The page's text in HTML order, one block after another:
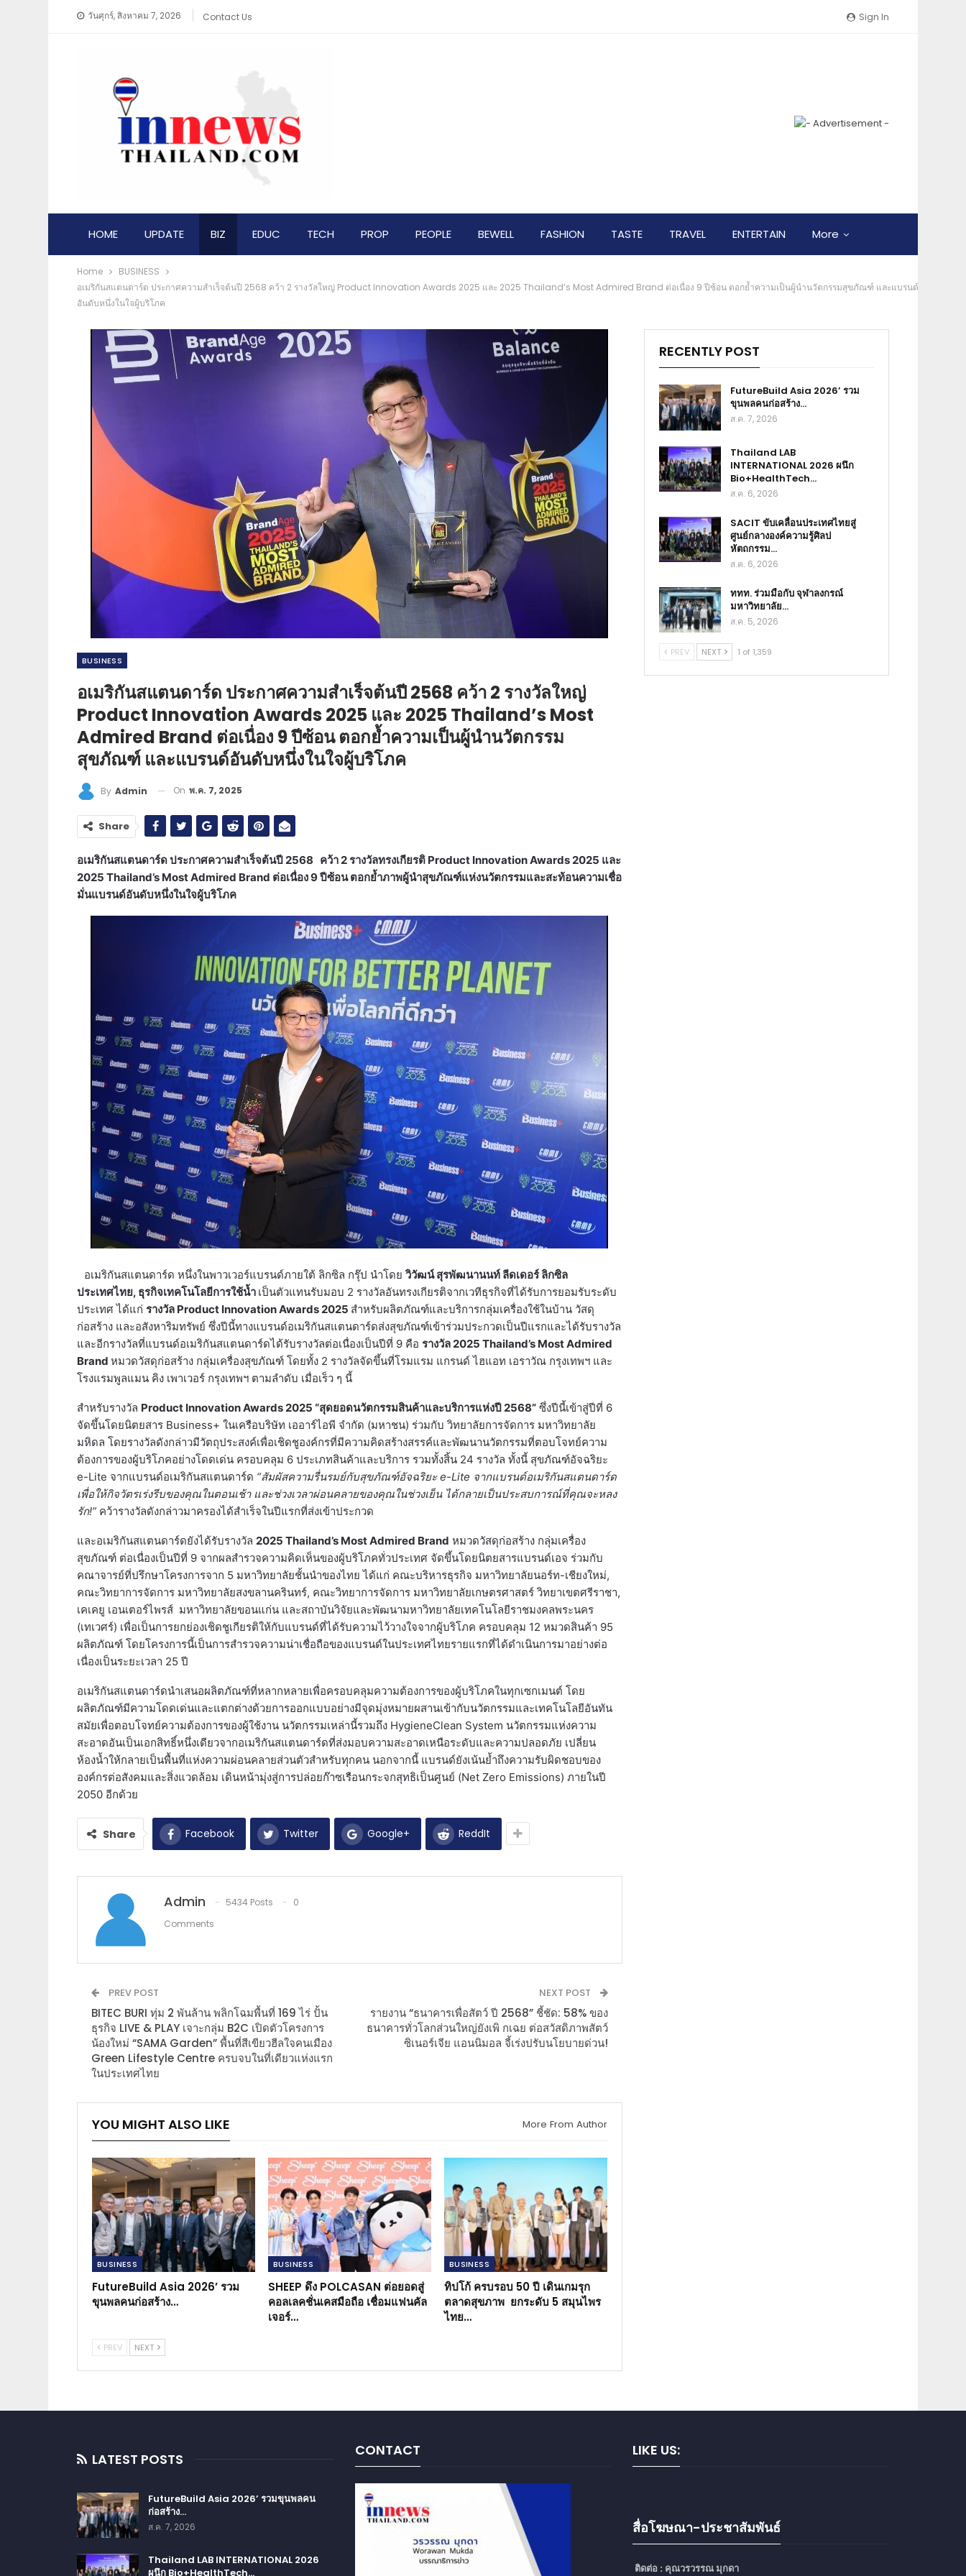
Sign In
วันศุกร์, สิงหาคม 7, 2026 Contact Us
HOME UPDATE BIZ EDUC TECH PROP PEOPLE BEWELL FASHION TASTE TRAVEL ENTERTAIN More
Home
BUSINESS​
อเมริกันสแตนดาร์ด ประกาศความสำเร็จต้นปี 2568 คว้า 2 รางวัลใหญ่ Product Innovation Awards 2025 และ 2025 Thailand’s Most Admired Brand ต่อเนื่อง 9 ปีซ้อน ตอกย้ำความเป็นผู้นำนวัตกรรมสุขภัณฑ์ และแบรนด์
อันดับหนึ่งในใจผู้บริโภค
BUSINESS​
อเมริกันสแตนดาร์ด ประกาศความสำเร็จต้นปี 2568 คว้า 2 รางวัลใหญ่
Product Innovation Awards 2025 และ 2025 Thailand’s Most
Admired Brand ต่อเนื่อง 9 ปีซ้อน ตอกย้ำความเป็นผู้นำนวัตกรรม
สุขภัณฑ์ และแบรนด์อันดับหนึ่งในใจผู้บริโภค
By Admin On พ.ค. 7, 2025
Share
อเมริกันสแตนดาร์ด ประกาศความสำเร็จต้นปี 2568 คว้า 2 รางวัลทรงเกียรติ Product Innovation Awards 2025 และ
2025 Thailand’s Most Admired Brand ต่อเนื่อง 9 ปีซ้อน ตอกย้ำภาพผู้นำสุขภัณฑ์แห่งนวัตกรรมและสะท้อนความเชื่อ
มั่นแบรนด์อันดับหนึ่งในใจผู้บริโภค
อเมริกันสแตนดาร์ด หนึ่งในพาวเวอร์แบรนด์ภายใต้ ลิกซิล กรุ๊ป นำโดยวิวัฒน์ สุรพัฒนานนท์ ลีดเดอร์ ลิกซิล
ประเทศไทย, ธุรกิจเทคโนโลยีการใช้น้ำ เป็นตัวแทนรับมอบ 2 รางวัลอันทรงเกียรติจากเวทีธุรกิจที่ได้รับการยอมรับระดับ
ประเทศ ได้แก่ รางวัล Product Innovation Awards 2025 สำหรับผลิตภัณฑ์และบริการกลุ่มเครื่องใช้ในบ้าน วัสดุ
ก่อสร้าง และอสังหาริมทรัพย์ ซึ่งปีนี้ทางแบรนด์อเมริกันสแตนดาร์ดส่งสุขภัณฑ์เข้าร่วมประกวดเป็นปีแรกและได้รับรางวัล
และอีกรางวัลที่แบรนด์อเมริกันสแตนดาร์ดได้รับรางวัลต่อเนื่องเป็นปีที่ 9 คือ รางวัล 2025 Thailand’s Most Admired
Brand หมวดวัสดุก่อสร้าง กลุ่มเครื่องสุขภัณฑ์ โดยทั้ง 2 รางวัลจัดขึ้นที่โรมแรม แกรนด์ ไฮแอท เอราวัณ กรุงเทพฯ และ
โรงแรมพูลแมน คิง เพาเวอร์ กรุงเทพฯ ตามลำดับ เมื่อเร็ว ๆ นี้
สำหรับรางวัล Product Innovation Awards 2025 “สุดยอดนวัตกรรมสินค้าและบริการแห่งปี 2568” ซึ่งปีนี้เข้าสู่ปีที่ 6
จัดขึ้นโดยนิตยสาร Business+ ในเครือบริษัท เออาร์ไอพี จำกัด (มหาชน) ร่วมกับ วิทยาลัยการจัดการ มหาวิทยาลัย
มหิดล โดยรางวัลดังกล่าวมีวัตถุประสงค์เพื่อเชิดชูองค์กรที่มีความคิดสร้างสรรค์และพัฒนานวัตกรรมที่ตอบโจทย์ความ
ต้องการของผู้บริโภคอย่างโดดเด่น ครอบคลุม 6 ประเภทสินค้าและบริการ รวมทั้งสิ้น 24 รางวัล ทั้งนี้ สุขภัณฑ์อัจฉริยะ
e-Lite จากแบรนด์อเมริกันสแตนดาร์ด “สัมผัสความรื่นรมย์กับสุขภัณฑ์อัจฉริยะ e-Lite จากแบรนด์อเมริกันสแตนดาร์ด
เพื่อให้กิจวัตรเร่งรีบของคุณในตอนเช้า และช่วงเวลาผ่อนคลายของคุณในช่วงเย็น ได้กลายเป็นประสบการณ์ที่คุณจะหลง
รัก!” คว้ารางวัลดังกล่าวมาครองได้สำเร็จในปีแรกที่ส่งเข้าประกวด
และอเมริกันสแตนดาร์ดยังได้รับรางวัล 2025 Thailand’s Most Admired Brand หมวดวัสดุก่อสร้าง กลุ่มเครื่อง
สุขภัณฑ์ ต่อเนื่องเป็นปีที่ 9 จากผลสำรวจความคิดเห็นของผู้บริโภคทั่วประเทศ จัดขึ้นโดยนิตยสารแบรนด์เอจ ร่วมกับ
คณาจารย์ที่ปรึกษาโครงการจาก 5 มหาวิทยาลัยชั้นนำของไทย ได้แก่ คณะบริหารธุรกิจ มหาวิทยาลัยนอร์ท-เชียงใหม่,
คณะวิทยาการจัดการ มหาวิทยาลัยสงขลานครินทร์, คณะวิทยาการจัดการ มหาวิทยาลัยเกษตรศาสตร์ วิทยาเขตศรีราชา,
เคเคยู เอนเตอร์ไพรส์ มหาวิทยาลัยขอนแก่น และสถาบันวิจัยและพัฒนามหาวิทยาลัยเทคโนโลยีราชมงคลพระนคร
(เทเวศร์) เพื่อเป็นการยกย่องเชิดชูเกียรติให้กับแบรนด์ที่ได้รับความไว้วางใจจากผู้บริโภค ครอบคลุม 12 หมวดสินค้า 95
ผลิตภัณฑ์ โดยโครงการนี้เป็นการสำรวจความน่าเชื่อถือของแบรนด์ในประเทศไทยรายแรกที่ได้ดำเนินการมาอย่างต่อ
เนื่องเป็นระยะเวลา 25 ปี
อเมริกันสแตนดาร์ดนำเสนอผลิตภัณฑ์ที่หลากหลายเพื่อครอบคลุมความต้องการของผู้บริโภคในทุกเซกเมนต์ โดย
ผลิตภัณฑ์มีความโดดเด่นและแตกต่างด้วยการออกแบบอย่างมีจุดมุ่งหมายผสานเข้ากับนวัตกรรมและเทคโนโลยีอันทัน
สมัยเพื่อตอบโจทย์ความต้องการของผู้ใช้งาน นวัตกรรมเหล่านี้รวมถึง HygieneClean System นวัตกรรมแห่งความ
สะอาดอันเป็นเอกสิทธิ์หนึ่งเดียวจากอเมริกันสแตนดาร์ดที่ส่งมอบความสะอาดเหนือระดับและความปลอดภัย เปลี่ยน
ห้องน้ำให้กลายเป็นพื้นที่แห่งความผ่อนคลายส่วนตัวสำหรับทุกคน นอกจากนี้ แบรนด์ยังเน้นย้ำถึงความรับผิดชอบของ
องค์กรต่อสังคมและสิ่งแวดล้อม เดินหน้ามุ่งสู่การปล่อยก๊าซเรือนกระจกสุทธิเป็นศูนย์ (Net Zero Emissions) ภายในปี
2050 อีกด้วย
Share Facebook Twitter Google+ ReddIt
Admin 5434 Posts
0
Comments
PREV POST
BITEC BURI ทุ่ม 2 พันล้าน พลิกโฉมพื้นที่ 169 ไร่ ปั้น
ธุรกิจ LIVE & PLAY เจาะกลุ่ม B2C เปิดตัวโครงการ
น้องใหม่ “SAMA Garden” พื้นที่สีเขียวฮีลใจคนเมือง
Green Lifestyle Centre ครบจบในที่เดียวแห่งแรก
ในประเทศไทย
NEXT POST
รายงาน “ธนาคารเพื่อสัตว์ ปี 2568” ชี้ชัด: 58% ของ
ธนาคารทั่วโลกส่วนใหญ่ยังเพิ กเฉย ต่อสวัสดิภาพสัตว์
ซิเนอร์เจีย แอนนิมอล จี้เร่งปรับนโยบายด่วน!
YOU MIGHT ALSO LIKE More From Author
BUSINESS​
FutureBuild Asia 2026’ รวม
ขุนพลคนก่อสร้าง…
BUSINESS​
SHEEP ดึง POLCASAN ต่อยอดสู่
คอลเลคชั่นเคสมือถือ เชื่อมแฟนคัล
เจอร์…
BUSINESS​
ทิปโก้ ครบรอบ 50 ปี เดินเกมรุก
ตลาดสุขภาพ ยกระดับ 5 สมุนไพร
ไทย…
PREV NEXT
RECENTLY POST
FutureBuild Asia 2026’ รวม
ขุนพลคนก่อสร้าง…
ส.ค. 7, 2026
Thailand LAB
INTERNATIONAL 2026 ผนึก
Bio+HealthTech…
ส.ค. 6, 2026
SACIT ขับเคลื่อนประเทศไทยสู่
ศูนย์กลางองค์ความรู้ศิลป
หัตถกรรม…
ส.ค. 6, 2026
ททท. ร่วมมือกับ จุฬาลงกรณ์
มหาวิทยาลัย…
ส.ค. 5, 2026
PREV NEXT 1 of 1,359
LATEST POSTS
FutureBuild Asia 2026’ รวมขุนพลคน
ก่อสร้าง…
ส.ค. 7, 2026
Thailand LAB INTERNATIONAL 2026
ผนึก Bio+HealthTech…
CONTACT LIKE US:
สื่อโฆษณา-ประชาสัมพันธ์
ติดต่อ : คุณวรวรรณ มุกดา